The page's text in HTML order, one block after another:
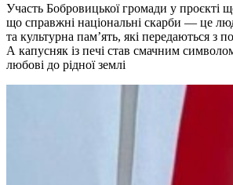
Участь Бобровицької громади у проєкті
що справжні національні скарби — це
та культурна пам’ять, які передаються з
А капусняк із печі став смачним
любові до рідної землі